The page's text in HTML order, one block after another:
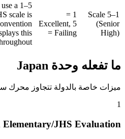
1–5 Scale
(Senior
High)
1 =
Excellent, 5
= Failing
a 1–5
scale is
this
ما تفعله وحدة Japan
ميزات خاصة بالدولة تتجاوز محرك
1
Elementary/JHS Evaluation